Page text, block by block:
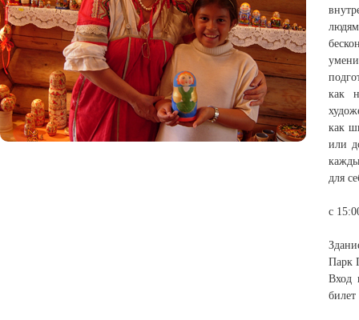
как
как
или
для
с
Парк
Вход